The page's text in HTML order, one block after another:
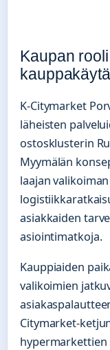
Kaupan
K-Citymarket
läheisten
ostosklusterin
Myymälän
laajan
asiakkaiden
asiointimatkoja.
Kauppiaiden
valikoimien
Citymarket-
hypermarkettien